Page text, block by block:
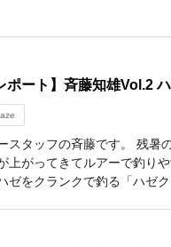
ポート】斉藤知雄Vol.2
スタッフの斉藤です。 残暑
上がってきてルアーで釣り
ゼをクランクで釣る「ハゼ